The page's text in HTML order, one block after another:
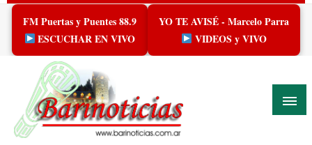
Skip
content
FM Puertas y Puentes 88.9
ESCUCHAR EN VIVO
YO TE AVISÉ - Marcelo Parra
VIDEOS y VIVO